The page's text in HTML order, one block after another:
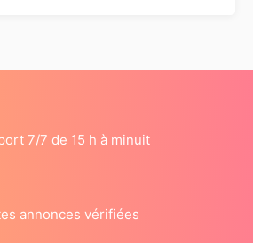
7/7 de 15 h à minuit
annonces vérifiées